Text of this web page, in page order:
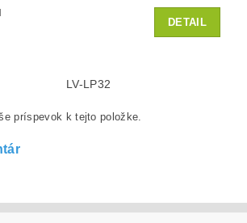
DETAIL
LV-LP32
príspevok k tejto položke.